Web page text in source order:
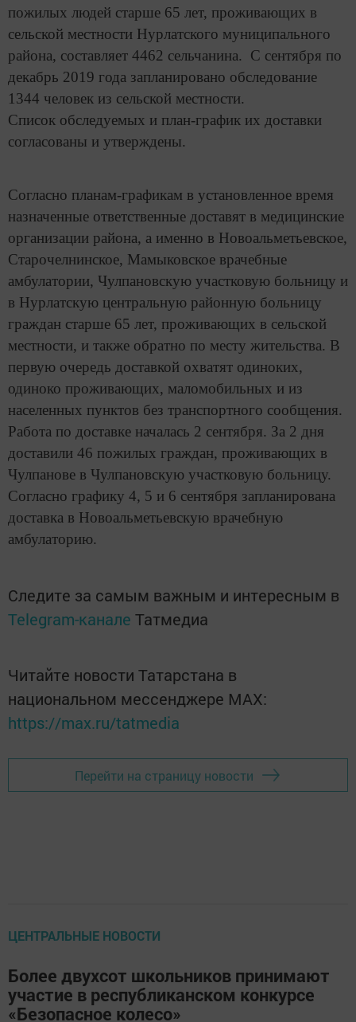
пожилых людей старше 65 лет, проживающих в
сельской местности Нурлатского муниципального
района, составляет 4462 сельчанина. С сентября по
декабрь 2019 года запланировано обследование
1344 человек из сельской местности.
Список обследуемых и план-график их доставки
согласованы и утверждены.
Согласно планам-графикам в установленное время
назначенные ответственные доставят в медицинские
организации района, а именно в Новоальметьевское,
Старочелнинское, Мамыковское врачебные
амбулатории, Чулпановскую участковую больницу и
в Нурлатскую центральную районную больницу
граждан старше 65 лет, проживающих в сельской
местности, и также обратно по месту жительства. В
первую очередь доставкой охватят одиноких,
одиноко проживающих, маломобильных и из
населенных пунктов без транспортного сообщения.
Работа по доставке началась 2 сентября. За 2 дня
доставили 46 пожилых граждан, проживающих в
Чулпанове в Чулпановскую участковую больницу.
Согласно графику 4, 5 и 6 сентября запланирована
доставка в Новоальметьевскую врачебную
амбулаторию.
Следите за самым важным и интересным в
Telegram-канале Татмедиа
Читайте новости Татарстана в
национальном мессенджере MАХ:
https://max.ru/tatmedia
Перейти на страницу новости
ЦЕНТРАЛЬНЫЕ НОВОСТИ
Более двухсот школьников принимают
участие в республиканском конкурсе
«Безопасное колесо»